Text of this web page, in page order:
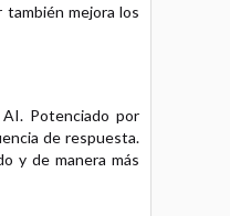
mejora los
Potenciado por
de respuesta.
y de manera más